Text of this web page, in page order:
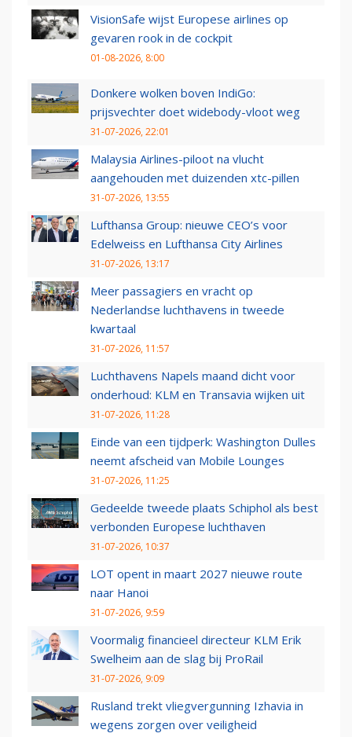
VisionSafe wijst Europese airlines op
gevaren rook in de cockpit
01-08-2026, 8:00
Donkere wolken boven IndiGo:
prijsvechter doet widebody-vloot weg
31-07-2026, 22:01
Malaysia Airlines-piloot na vlucht
aangehouden met duizenden xtc-pillen
31-07-2026, 13:55
Lufthansa Group: nieuwe CEO’s voor
Edelweiss en Lufthansa City Airlines
31-07-2026, 13:17
Meer passagiers en vracht op
Nederlandse luchthavens in tweede
kwartaal
31-07-2026, 11:57
Luchthavens Napels maand dicht voor
onderhoud: KLM en Transavia wijken uit
31-07-2026, 11:28
Einde van een tijdperk: Washington Dulles
neemt afscheid van Mobile Lounges
31-07-2026, 11:25
Gedeelde tweede plaats Schiphol als best
verbonden Europese luchthaven
31-07-2026, 10:37
LOT opent in maart 2027 nieuwe route
naar Hanoi
31-07-2026, 9:59
Voormalig financieel directeur KLM Erik
Swelheim aan de slag bij ProRail
31-07-2026, 9:09
Rusland trekt vliegvergunning Izhavia in
wegens zorgen over veiligheid